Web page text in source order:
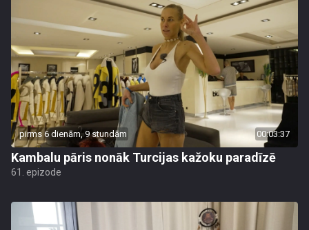
pirms 6 dienām, 9 stundām 00:03:37
Kambalu pāris nonāk Turcijas kažoku paradīzē
61. epizode